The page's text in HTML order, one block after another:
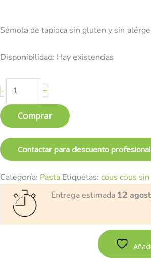
Sémola de tapioca sin gluten y sin
Disponibilidad: Hay existencias
- +
Comprar
Contactar para descuento
Categoría: Pasta Etiquetas: cous cous
Entrega estimada 12